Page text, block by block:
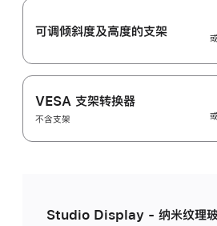
可调倾斜度及高‍度的支‍架
VESA 支架转换器
不含支架
Studio Display - 纳米纹理玻